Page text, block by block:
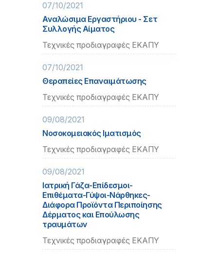
07/10/2021
Αναλώσιμα Εργαστήριου - Σετ
Συλλογής Αίματος
Τεχνικές προδιαγραφές ΕΚΑΠΥ
07/10/2021
Θεραπείες Επαναιμάτωσης
Τεχνικές προδιαγραφές ΕΚΑΠΥ
09/08/2021
Νοσοκομειακός Ιματισμός
Τεχνικές προδιαγραφές ΕΚΑΠΥ
09/08/2021
Ιατρική Γάζα-Επίδεσμοι-
Επιθέματα-Γύψοι-Νάρθηκες-
Διάφορα Προϊόντα Περιποίησης
Δέρματος και Επούλωσης
τραυμάτων
Τεχνικές προδιαγραφές ΕΚΑΠΥ